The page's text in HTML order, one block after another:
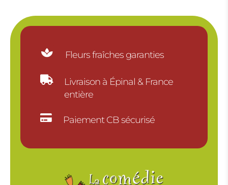
 Fleurs fraîches garanties

Livraison à Épinal & France
entière
 Paiement CB sécurisé